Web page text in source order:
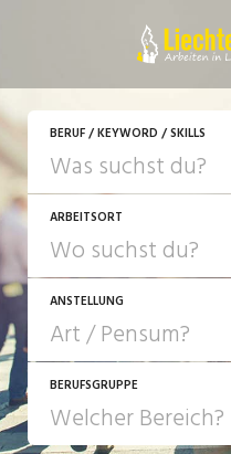
BERUF / KEYWORD / SKILLS
ARBEITSORT
ANSTELLUNG
JOB-TYP
BERUFSGRUPPE